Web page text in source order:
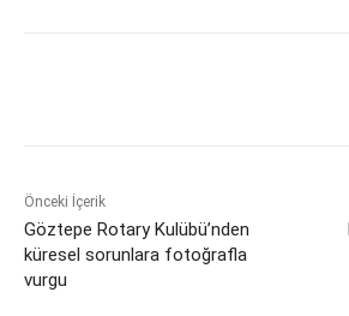
Önceki İçerik
Göztepe Rotary Kulübü’nden
küresel sorunlara fotoğrafla
vurgu